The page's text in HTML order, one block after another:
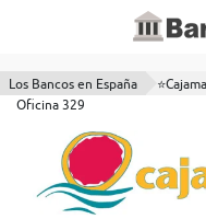
Los Bancos en España
Oficina 329